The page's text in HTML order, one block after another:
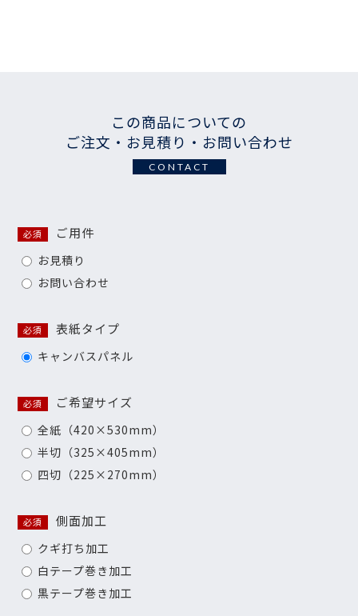
この商品についての
ご注文・お見積り・お問い合わせ
CONTACT
必須 ご用件
お見積り
お問い合わせ
必須 表紙タイプ
キャンバスパネル
必須 ご希望サイズ
全紙（420×530mm）
半切（325×405mm）
四切（225×270mm）
必須 側面加工
クギ打ち加工
白テープ巻き加工
黒テープ巻き加工